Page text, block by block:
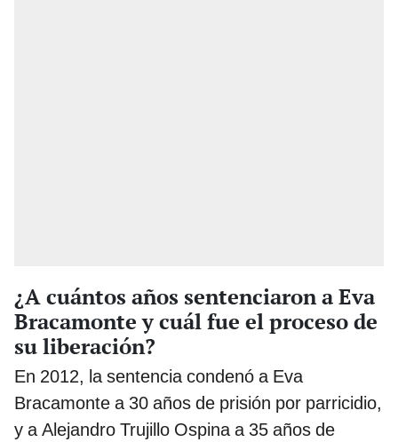
¿A cuántos años sentenciaron a Eva
Bracamonte y cuál fue el proceso de
su liberación?
En 2012, la sentencia condenó a Eva
Bracamonte a 30 años de prisión por parricidio,
y a Alejandro Trujillo Ospina a 35 años de